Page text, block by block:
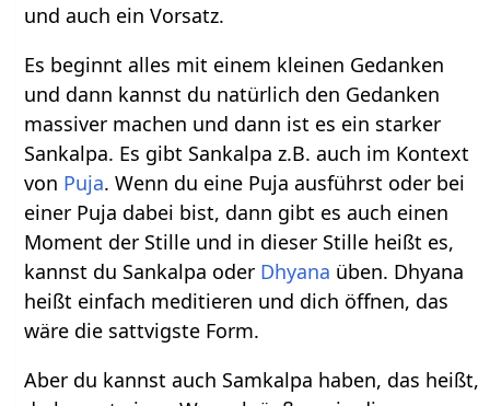
und auch ein Vorsatz.
Es beginnt alles mit einem kleinen Gedanken
und dann kannst du natürlich den Gedanken
massiver machen und dann ist es ein starker
Sankalpa. Es gibt Sankalpa z.B. auch im Kontext
von Puja. Wenn du eine Puja ausführst oder bei
einer Puja dabei bist, dann gibt es auch einen
Moment der Stille und in dieser Stille heißt es,
kannst du Sankalpa oder Dhyana üben. Dhyana
heißt einfach meditieren und dich öffnen, das
wäre die sattvigste Form.
Aber du kannst auch Samkalpa haben, das heißt,